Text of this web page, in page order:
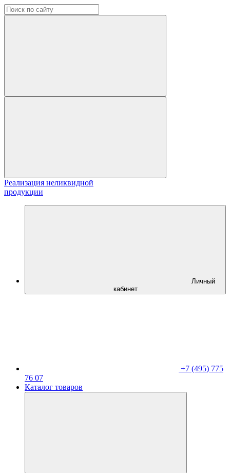
Реализация неликвидной
продукции
Личный
кабинет
+7 (495) 775
76 07
Каталог товаров